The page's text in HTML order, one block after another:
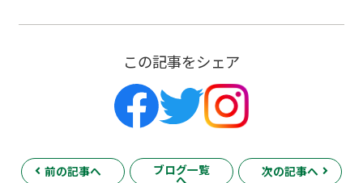
この記事をシェア
前の記事へ ブログ一覧
へ
次の記事へ